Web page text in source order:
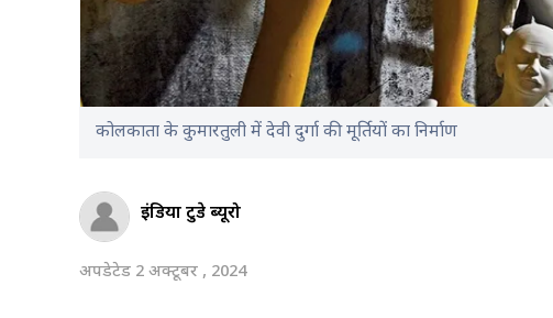
कोलकाता के कुमारतुली में देवी दुर्गा की मूर्तियों का निर्माण
इंडिया टुडे ब्यूरो
अपडेटेड 2 अक्टूबर , 2024